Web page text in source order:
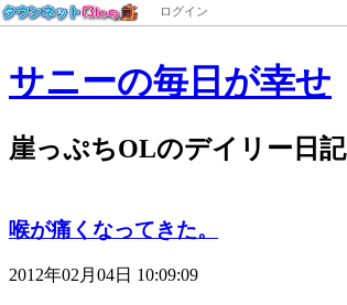
ログイン
サニーの毎日が幸せ
崖っぷちOLのデイリー日記
喉が痛くなってきた。
2012年02月04日 10:09:09